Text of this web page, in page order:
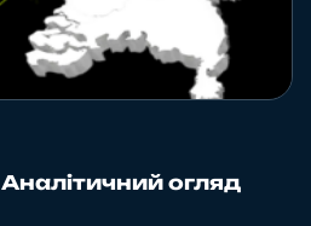
огляд